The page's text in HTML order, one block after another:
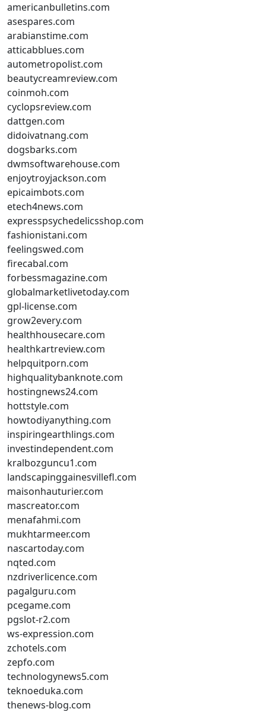
americanbulletins.com
asespares.com
arabianstime.com
atticabblues.com
autometropolist.com
beautycreamreview.com
coinmoh.com
cyclopsreview.com
dattgen.com
didoivatnang.com
dogsbarks.com
dwmsoftwarehouse.com
enjoytroyjackson.com
epicaimbots.com
etech4news.com
expresspsychedelicsshop.com
fashionistani.com
feelingswed.com
firecabal.com
forbessmagazine.com
globalmarketlivetoday.com
gpl-license.com
grow2every.com
healthhousecare.com
healthkartreview.com
helpquitporn.com
highqualitybanknote.com
hostingnews24.com
hottstyle.com
howtodiyanything.com
inspiringearthlings.com
investindependent.com
kralbozguncu1.com
landscapinggainesvillefl.com
maisonhauturier.com
mascreator.com
menafahmi.com
mukhtarmeer.com
nascartoday.com
nqted.com
nzdriverlicence.com
pagalguru.com
pcegame.com
pgslot-r2.com
ws-expression.com
zchotels.com
zepfo.com
technologynews5.com
teknoeduka.com
thenews-blog.com